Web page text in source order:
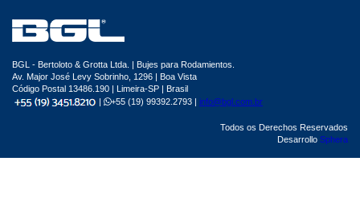
BGL - Bertoloto & Grotta Ltda. | Bujes para Rodamientos.
Av. Major José Levy Sobrinho, 1296 | Boa Vista
Código Postal 13486.190 | Limeira-SP | Brasil
|
+55 (19) 99392.2793 | info@bgl.com.br
Todos os Derechos Reservados
Desarrollo Sphera